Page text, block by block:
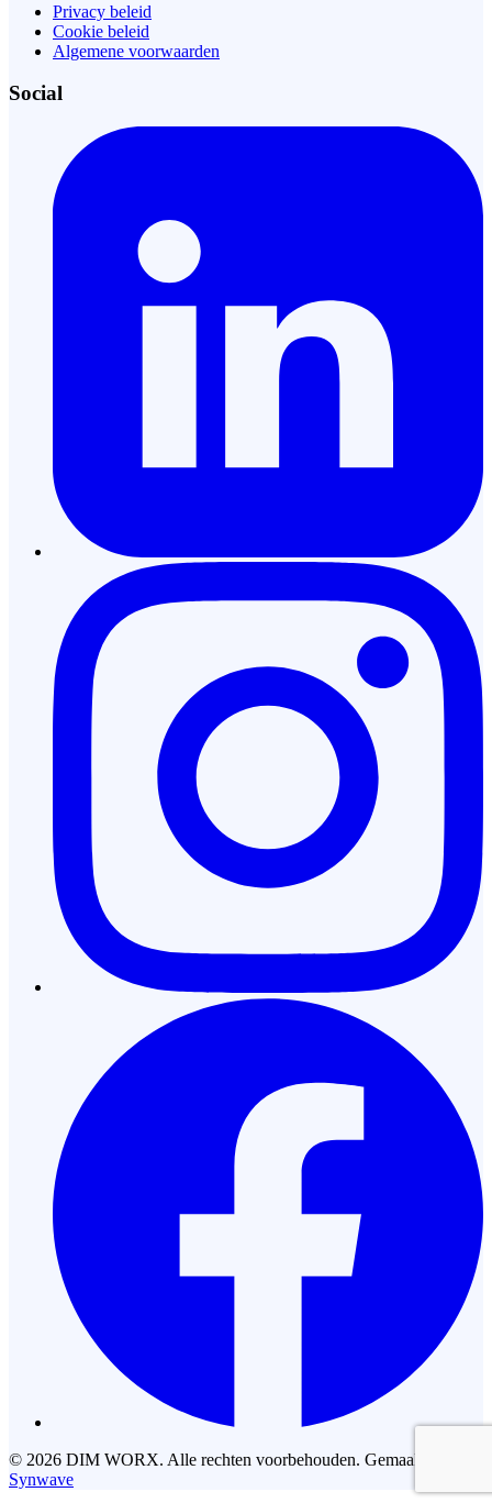
Privacy beleid
Cookie beleid
Algemene voorwaarden
Social
© 2026 DIM WORX. Alle rechten voorbehouden. Gemaakt door
Synwave